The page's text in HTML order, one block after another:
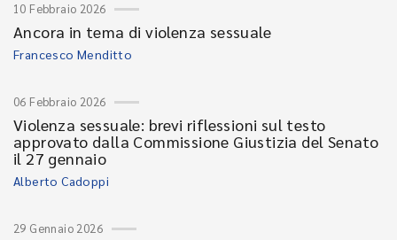
10 Febbraio 2026
Ancora in tema di violenza sessuale
Francesco Menditto
06 Febbraio 2026
Violenza sessuale: brevi riflessioni sul testo
approvato dalla Commissione Giustizia del Senato
il 27 gennaio
Alberto Cadoppi
29 Gennaio 2026